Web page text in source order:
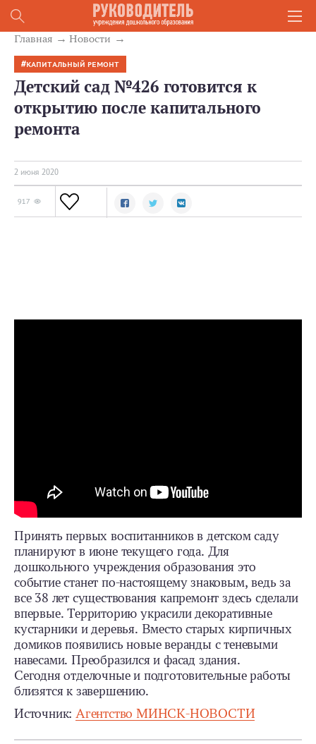
Главная Новости
КАПИТАЛЬНЫЙ РЕМОНТ
Детский сад №426 готовится к
открытию после капитального
ремонта
2 июня 2020
917
Принять первых воспитанников в детском саду
планируют в июне текущего года. Для
дошкольного учреждения образования это
событие станет по-настоящему знаковым, ведь за
все 38 лет существования капремонт здесь сделали
впервые. Территорию украсили декоративные
кустарники и деревья. Вместо старых кирпичных
домиков появились новые веранды с теневыми
навесами. Преобразился и фасад здания.
Сегодня отделочные и подготовительные работы
близятся к завершению.
Источник:Агентство МИНСК-НОВОСТИ